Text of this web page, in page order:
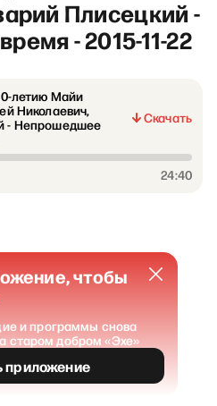
Плисецкий -
- 2015-11-22
летию Майи
Николаевич,
- Непрошедшее
Скачать
24:40
чтобы
и программы снова
старом добром «Эхе»
приложение